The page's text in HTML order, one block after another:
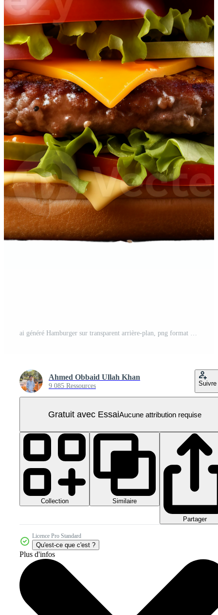
ai généré Hamburger sur transparent arrière-plan, png format PNG Pro
Ahmed Obbaid Ullah Khan
9 085 Ressources Suivre
Gratuit avec EssaiAucune attribution requise
Collection Similaire
Partager
Licence Pro Standard
Qu'est-ce que c'est ?
Plus d'infos